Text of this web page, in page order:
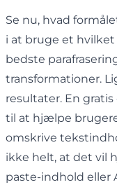
Se nu, hvad
i at bruge et
bedste
transformationer.
resultater. En
til at hjælpe
omskrive
ikke helt, at det vil
paste-indhold eller